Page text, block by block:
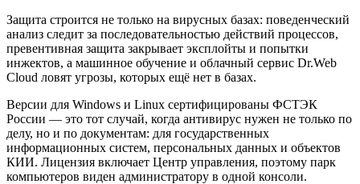
Защита строится не только на вирусных базах: поведенческий
анализ следит за последовательностью действий процессов,
превентивная защита закрывает эксплойты и попытки
инжектов, а машинное обучение и облачный сервис Dr.Web
Cloud ловят угрозы, которых ещё нет в базах.
Версии для Windows и Linux сертифицированы ФСТЭК
России — это тот случай, когда антивирус нужен не только по
делу, но и по документам: для государственных
информационных систем, персональных данных и объектов
КИИ. Лицензия включает Центр управления, поэтому парк
компьютеров виден администратору в одной консоли.